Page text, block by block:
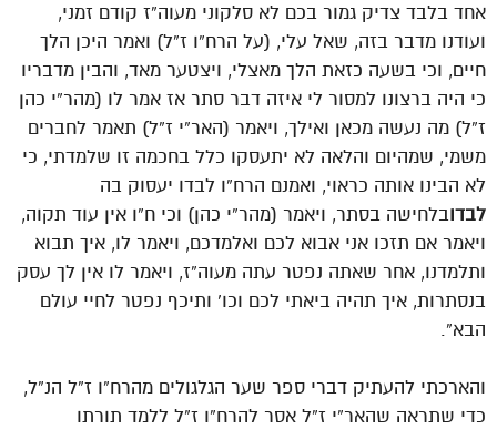
אחד בלבד צדיק גמור בכם לא סלקוני מעוה”ז קודם זמני,
ועודנו מדבר בזה, שאל עלי, (על הרח”ו ז”ל) ואמר היכן הלך
חיים, וכי בשעה כזאת הלך מאצלי, ויצטער מאד, והבין מדבריו
כי היה ברצונו למסור לי איזה דבר סתר אז אמר לו (מהר”י כהן
ז”ל) מה נעשה מכאן ואילך, ויאמר (האר”י ז”ל) תאמר לחברים
משמי, שמהיום והלאה לא יתעסקו כלל בחכמה זו שלמדתי, כי
לא הבינו אותה כראוי, ואמנם הרח”ו לבדו יעסוק בה
לבדובלחישה בסתר, ויאמר (מהר”י כהן) וכי ח”ו אין עוד תקוה,
ויאמר אם תזכו אני אבוא לכם ואלמדכם, ויאמר לו, איך תבוא
ותלמדנו, אחר שאתה נפטר עתה מעוה”ז, ויאמר לו אין לך עסק
בנסתרות, איך תהיה ביאתי לכם וכו’ ותיכף נפטר לחיי עולם
הבא”.
והארכתי להעתיק דברי ספר שער הגלגולים מהרח”ו ז”ל הנ”ל,
כדי שתראה שהאר”י ז”ל אסר להרח”ו ז”ל ללמד תורתו